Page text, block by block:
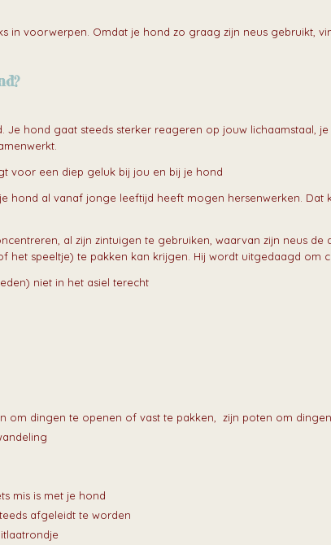
in voorwerpen. Omdat je hond zo graag zijn neus gebruikt,
Je hond gaat steeds sterker reageren op jouw lichaamstaal,
voor een diep geluk bij jou en bij je hond
hond al vanaf jonge leeftijd heeft mogen hersenwerken.
al zijn zintuigen te gebruiken, waarvan zijn neus de
speeltje) te pakken kan krijgen. Hij wordt uitgedaagd om
niet in het asiel terecht
om dingen te openen of vast te pakken, zijn poten om
mis is met je hond
afgeleidt te worden